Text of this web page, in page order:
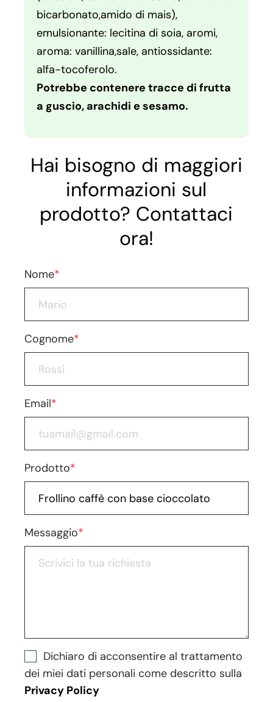
bicarbonato,amido di mais),
emulsionante: lecitina di soia, aromi,
aroma: vanillina,sale, antiossidante:
alfa-tocoferolo.
Potrebbe contenere tracce di frutta
a guscio, arachidi e sesamo.
Hai bisogno di maggiori
informazioni sul
prodotto? Contattaci
ora!
Nome*
Cognome*
Email*
Prodotto*
Messaggio*
Dichiaro di acconsentire al trattamento
dei miei dati personali come descritto sulla
Privacy Policy